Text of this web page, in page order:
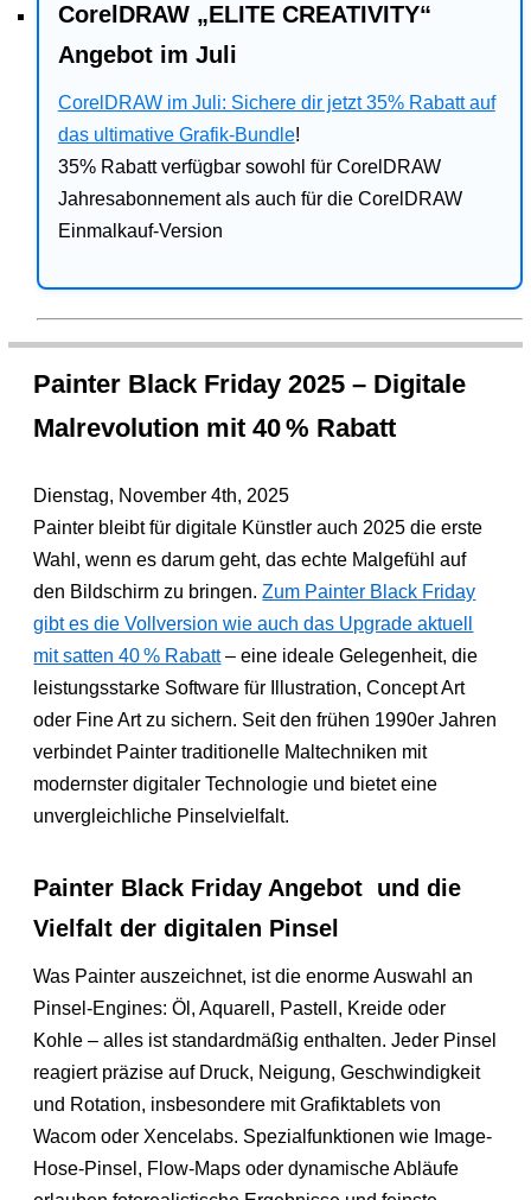
CorelDRAW „ELITE CREATIVITY“
Angebot im Juli
CorelDRAW im Juli: Sichere dir jetzt 35% Rabatt auf
das ultimative Grafik-Bundle!
35% Rabatt verfügbar sowohl für CorelDRAW
Jahresabonnement als auch für die CorelDRAW
Einmalkauf-Version
Painter Black Friday 2025 – Digitale
Malrevolution mit 40 % Rabatt
Dienstag, November 4th, 2025
Painter bleibt für digitale Künstler auch 2025 die erste
Wahl, wenn es darum geht, das echte Malgefühl auf
den Bildschirm zu bringen.Zum Painter Black Friday
gibt es die Vollversion wie auch das Upgrade aktuell
mit satten 40 % Rabatt– eine ideale Gelegenheit, die
leistungsstarke Software für Illustration, Concept Art
oder Fine Art zu sichern. Seit den frühen 1990er Jahren
verbindet Painter traditionelle Maltechniken mit
modernster digitaler Technologie und bietet eine
unvergleichliche Pinselvielfalt.
Painter Black Friday Angebot und die
Vielfalt der digitalen Pinsel
Was Painter auszeichnet, ist die enorme Auswahl an
Pinsel-Engines: Öl, Aquarell, Pastell, Kreide oder
Kohle – alles ist standardmäßig enthalten. Jeder Pinsel
reagiert präzise auf Druck, Neigung, Geschwindigkeit
und Rotation, insbesondere mit Grafiktablets von
Wacom oder Xencelabs. Spezialfunktionen wie Image-
Hose-Pinsel, Flow-Maps oder dynamische Abläufe